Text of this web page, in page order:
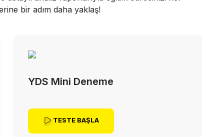
bir adım daha yaklaş!
YDS Mini Deneme
TESTE BAŞLA